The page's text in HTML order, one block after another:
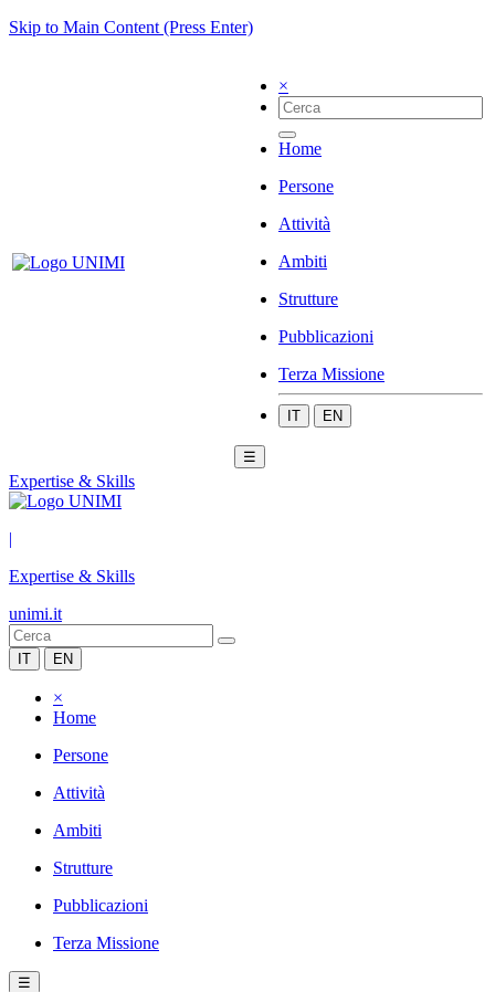
Skip to Main Content (Press Enter)
×
Home
Persone
Attività
Ambiti
Strutture
Pubblicazioni
Terza Missione
IT EN
☰
Expertise & Skills
|
Expertise & Skills
unimi.it
IT EN
×
Home
Persone
Attività
Ambiti
Strutture
Pubblicazioni
Terza Missione
☰